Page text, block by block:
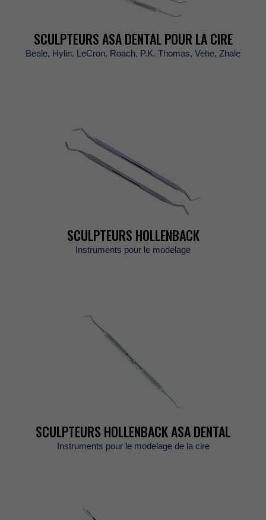
SCULPTEURSASADENTALPOURLACIRE
Beale,Hylin,LeCron,Roach,P.K.Thomas,Vehe,Zhale
SCULPTEURSHOLLENBACK
Instrumentspourlemodelage
SCULPTEURSHOLLENBACKASADENTAL
Instrumentspourlemodelagedelacire